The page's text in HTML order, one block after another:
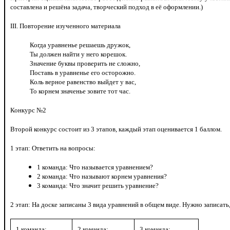
составлена и решёна задача, творческий подход в её оформлении.)
III. Повторение изученного материала
Когда уравненье решаешь дружок,
Ты должен найти у него корешок.
Значение буквы проверить не сложно,
Поставь в уравненье его осторожно.
Коль верное равенство выйдет у вас,
То корнем значенье зовите тот час.
Конкурс №2
Второй конкурс состоит из 3 этапов, каждый этап оценивается 1 баллом.
1 этап: Ответить на вопросы:
1 команда: Что называется уравнением?
2 команда: Что называют корнем уравнения?
3 команда: Что значит решить уравнение?
2 этап: На доске записаны 3 вида уравнений в общем виде. Нужно записать,